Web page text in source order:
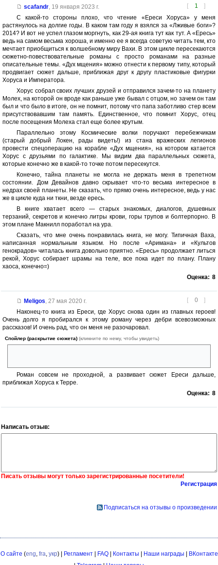
[ 1 ]
scafandr, 19 января 2023 г.
С какой-то стороны плохо, что чтение «Ереси Хоруса» у меня
растянулось на долгие годы. В каком там году я взялся за «Лживые боги»?
2014? И вот не успел глазом моргнуть, как 29-ая книга тут как тут. А «Ересь»
ведь на самом весьма хороша, и именно ее я всегда советую читать тем, кто
мечтает приобщиться к волшебному миру Вахи. В этом цикле пересекаются
сюжетно-повествовательные романы с просто романами на разные
описательные темы. «Дух мщения» можно отнести к первому типу, который
продвигает сюжет дальше, приближая друг к другу пластиковые фигурки
Хоруса и Императора.
Хорус собрал своих лучших друзей и отправился зачем-то на планету
Молех, на которой он вроде как раньше уже бывал с отцом, но зачем он там
был и что было в итоге, он не помнит, потому что папа заботливо стер всем
присутствовавшим там память. Единственное, что помнит Хорус, отец
после посещения Молеха стал еще более крутым.
Параллельно этому Космические волки поручают перебежчикам
(старый добрый Локен, рады видеть!) из стана вражеских легионов
провести спецоперацию на корабле «Дух мщения», на котором катается
Хорус с друзьями по галактике. Мы видим два параллельных сюжета,
которые конечно же в какой-то точке потом пересекутся.
Конечно, тайна планеты не могла не держать меня в трепетном
состоянии. Дом Девайнов давно скрывает что-то весьма интересное в
недрах своей планеты. Не сказать, что прямо очень интересное, ведь у нас
же в цикле куда ни ткни, везде ересь.
В книге хватает всего — старых знакомых, диалогов, душевных
терзаний, секретов и конечно литры крови, горы трупов и болтерпорно. В
этом плане Макнилл поработал на ура.
Сказать, что мне очень понравилась книга, не могу. Типичная Ваха,
написанная нормальным языком. Но после «Аримана» и «Культов
генокрадов» читалась книга довольно приятно. «Ересь» продолжает литься
рекой, Хорус собирает шрамы на теле, все пока идет по плану. Плану
хаоса, конечно=)
Оценка: 8
[ 0 ]
Meligos 27 мая 2020 г.
Наконец-то книга из Ереси, где Хорус снова один из главных героев!
Очень долго я пробирался к этому роману через дебри всевозможных
рассказов! И очень рад, что он меня не разочаровал.
Спойлер (раскрытие сюжета) (кликните по нему, чтобы увидеть)
Роман совсем не проходной, а развивает сюжет Ереси дальше,
приближая Хоруса к Терре.
Оценка: 8
Написать отзыв:
Писать отзывы могут только зарегистрированные посетители!
Регистрация
Подписаться на отзывы о произведении
О сайте (eng fra укр) | Регламент| FAQ| Контакты | Наши награды | ВКонтакте